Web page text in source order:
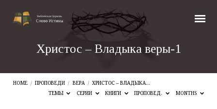
Христос – Владыка веры-1
HOME / ПРОПОВЕДИ / ВЕРА / ХРИСТОС – ВЛАДЫКА…
ТЕМЫ
СЕРИИ КНИГИ ПРОПОВЕД. MONTHS